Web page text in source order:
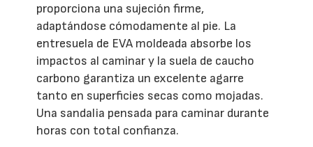
proporciona una sujeción firme,
adaptándose cómodamente al pie. La
entresuela de EVA moldeada absorbe los
impactos al caminar y la suela de caucho
carbono garantiza un excelente agarre
tanto en superficies secas como mojadas.
Una sandalia pensada para caminar durante
horas con total confianza.